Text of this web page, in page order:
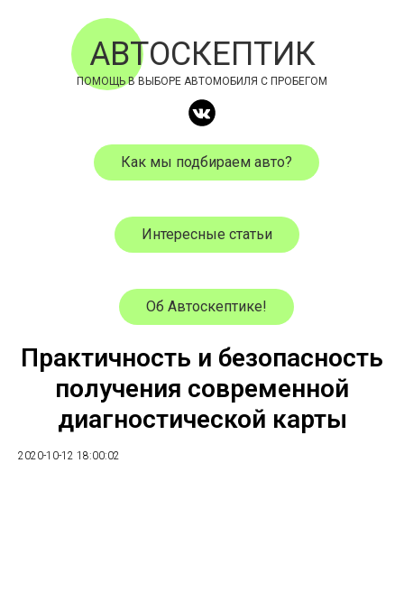
АВТОСКЕПТИК
ПОМОЩЬ В ВЫБОРЕ АВТОМОБИЛЯ С ПРОБЕГОМ
Как мы подбираем авто?
Интересные статьи
Об Автоскептике!
Практичность и безопасность
получения современной
диагностической карты
2020-10-12 18:00:02